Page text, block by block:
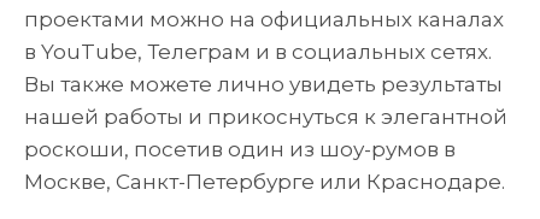
проектами можно на официальных каналах
в YouTube, Телеграм и в социальных сетях.
Вы также можете лично увидеть результаты
нашей работы и прикоснуться к элегантной
роскоши, посетив один из шоу-румов в
Москве, Санкт-Петербурге или Краснодаре.